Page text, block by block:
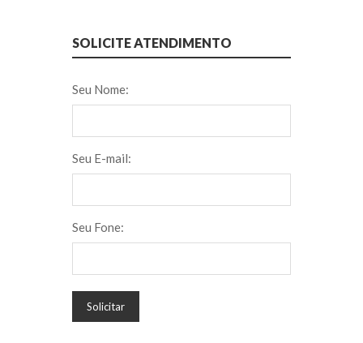
SOLICITE ATENDIMENTO
Seu Nome:
Seu E-mail:
Seu Fone:
Solicitar